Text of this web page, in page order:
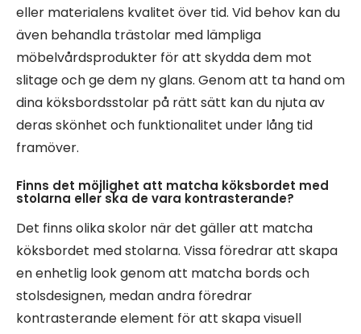
eller materialens kvalitet över tid. Vid behov kan du
även behandla trästolar med lämpliga
möbelvårdsprodukter för att skydda dem mot
slitage och ge dem ny glans. Genom att ta hand om
dina köksbordsstolar på rätt sätt kan du njuta av
deras skönhet och funktionalitet under lång tid
framöver.
Finns det möjlighet att matcha köksbordet med
stolarna eller ska de vara kontrasterande?
Det finns olika skolor när det gäller att matcha
köksbordet med stolarna. Vissa föredrar att skapa
en enhetlig look genom att matcha bords och
stolsdesignen, medan andra föredrar
kontrasterande element för att skapa visuell